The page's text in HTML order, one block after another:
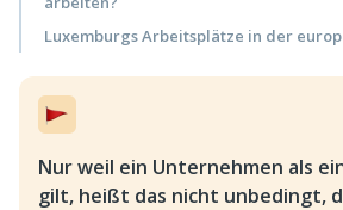
Luxemburgs Arbeitsplätze in der
Nur weil ein Unternehmen als
gilt, heißt das nicht unbedingt,